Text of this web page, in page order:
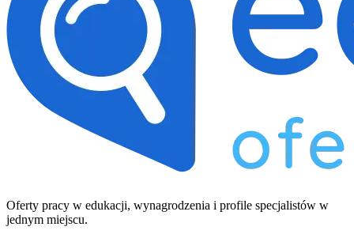
Oferty pracy w edukacji, wynagrodzenia i profile specjalistów w
jednym miejscu.